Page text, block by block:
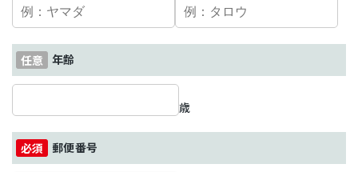
年齢
歳
郵便番号